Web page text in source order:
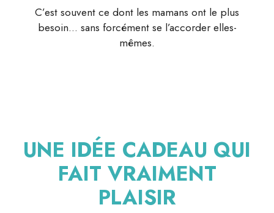
C’est souvent ce dont les mamans ont le plus
besoin… sans forcément se l’accorder elles-
mêmes.
UNE IDÉE CADEAU QUI
FAIT VRAIMENT
PLAISIR